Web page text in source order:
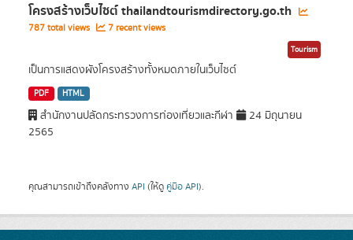
โครงสร้างเว็บไซต์ thailandtourismdirectory.go.th
787 total views 7 recent views
Tourism
เป็นการแสดงผังโครงสร้างทั้งหมดภายในเว็บไซต์
PDF HTML
สำนักงานปลัดกระทรวงการท่องเที่ยวและกีฬา
24 มิถุนายน
2565
คุณสามารถเข้าถึงคลังทาง API (ให้ดู คู่มือ API).